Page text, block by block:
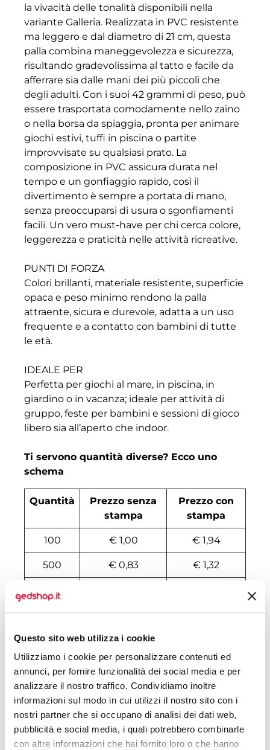
Questo sito web utilizza i cookie
Utilizziamo i cookie per personalizzare contenuti ed
annunci, per fornire funzionalità dei social media e per
analizzare il nostro traffico. Condividiamo inoltre
informazioni sul modo in cui utilizzi il nostro sito con i
nostri partner che si occupano di analisi dei dati web,
pubblicità e social media, i quali potrebbero combinarle
con altre informazioni che hai fornito loro o che hanno
la vivacità delle tonalità disponibili nella
variante Galleria. Realizzata in PVC resistente
ma leggero e dal diametro di 21 cm, questa
palla combina maneggevolezza e sicurezza,
risultando gradevolissima al tatto e facile da
afferrare sia dalle mani dei più piccoli che
degli adulti. Con i suoi 42 grammi di peso, può
essere trasportata comodamente nello zaino
o nella borsa da spiaggia, pronta per animare
giochi estivi, tuffi in piscina o partite
improvvisate su qualsiasi prato. La
composizione in PVC assicura durata nel
tempo e un gonfiaggio rapido, così il
divertimento è sempre a portata di mano,
senza preoccuparsi di usura o sgonfiamenti
facili. Un vero must-have per chi cerca colore,
leggerezza e praticità nelle attività ricreative.
PUNTI DI FORZA
Colori brillanti, materiale resistente, superficie
opaca e peso minimo rendono la palla
attraente, sicura e durevole, adatta a un uso
frequente e a contatto con bambini di tutte
le età.
IDEALE PER
Perfetta per giochi al mare, in piscina, in
giardino o in vacanza; ideale per attività di
gruppo, feste per bambini e sessioni di gioco
libero sia all’aperto che indoor.
Ti servono quantità diverse? Ecco uno
schema
Quantità
Prezzo senza
stampa
Prezzo con
stampa
100 € 1,00 € 1,94
500 € 0,83 € 1,32
1000
2000 € 0,71 € 1,13
3000 € 0,69
€ 0,67
5000 € 0,67 € 0,99
6000 € 0,67 € 0,98
7000 € 0,67 € 0,93